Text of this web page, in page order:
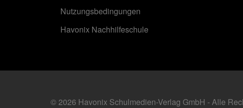
Nutzungsbedingungen
Havonix Nachhilfeschule
© 2026 Havonix Schulmedien-Verlag GmbH - Alle